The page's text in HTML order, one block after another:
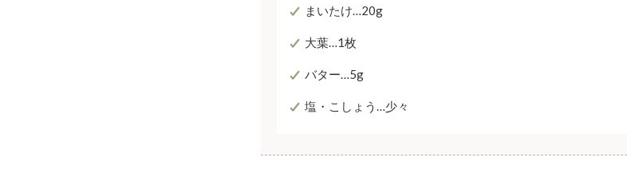
まいたけ…20g
大葉…1枚
バター…5g
塩・こしょう…少々